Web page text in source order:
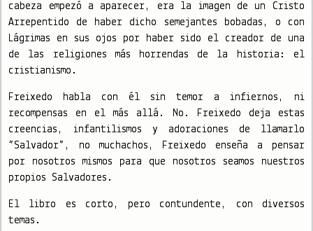
cabeza empezó a aparecer, era la imagen de un Cristo
Arrepentido de haber dicho semejantes bobadas, o con
Lágrimas en sus ojos por haber sido el creador de una
de las religiones más horrendas de la historia: el
cristianismo.
Freixedo habla con él sin temor a infiernos, ni
recompensas en el más allá. No. Freixedo deja estas
creencias, infantilismos y adoraciones de llamarlo
“Salvador”, no muchachos, Freixedo enseña a pensar
por nosotros mismos para que nosotros seamos nuestros
propios Salvadores.
El libro es corto, pero contundente, con diversos
temas.